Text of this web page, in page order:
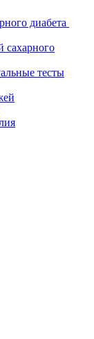
диабета
сахарного
тесты